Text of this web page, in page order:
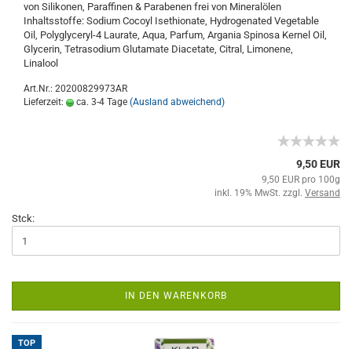
von Silikonen, Paraffinen & Parabenen frei von Mineralölen
Inhaltsstoffe: Sodium Cocoyl Isethionate, Hydrogenated Vegetable
Oil, Polyglyceryl-4 Laurate, Aqua, Parfum, Argania Spinosa Kernel Oil,
Glycerin, Tetrasodium Glutamate Diacetate, Citral, Limonene,
Linalool
Art.Nr.: 20200829973AR
Lieferzeit:
ca. 3-4 Tage (Ausland abweichend)
9,50 EUR
9,50 EUR pro 100g
inkl. 19% MwSt. zzgl. Versand
Stck:
IN DEN WARENKORB
TOP